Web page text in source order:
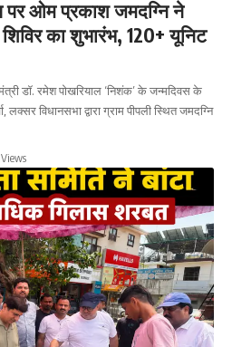
ओम प्रकाश जमदग्नि ने
का शुभारंभ, 120+ यूनिट
डॉ. रमेश पोखरियाल ‘निशंक’ के जन्मदिवस के
लक्सर विधानसभा द्वारा ग्राम पीपली स्थित जमदग्नि